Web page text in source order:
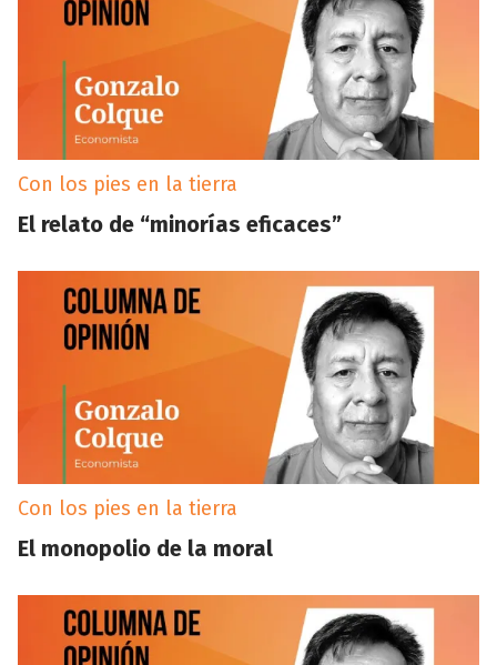
Con los pies en la tierra
El relato de “minorías eficaces”
Con los pies en la tierra
El monopolio de la moral